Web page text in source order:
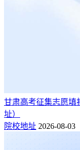
甘肃高考征集志愿填
址）
院校地址 2026-08-03